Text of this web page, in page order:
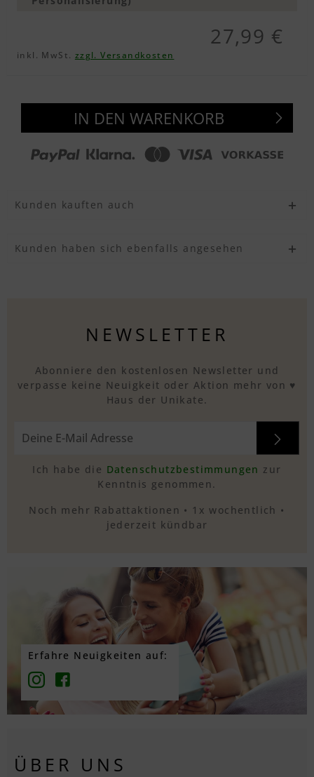
27,99 €
inkl. MwSt. zzgl. Versandkosten
IN DEN WARENKORB
Kunden kauften auch
Kunden haben sich ebenfalls angesehen
NEWSLETTER
Abonniere den kostenlosen Newsletter und
verpasse keine Neuigkeit oder Aktion mehr von ♥
Haus der Unikate.
Ich habe die Datenschutzbestimmungen zur
Kenntnis genommen.
Noch mehr Rabattaktionen • 1x wochentlich •
jederzeit kündbar
Erfahre Neuigkeiten auf:
ÜBER UNS